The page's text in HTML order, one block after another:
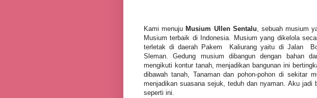
Kami menuju Musium Ullen Sentalu, sebuah musium
Musium terbaik di Indonesia. Musium yang dikelola
terletak di daerah Pakem
Kaliurang yaitu di Jalan
Sleman. Gedung musium dibangun dengan bahan
mengikuti kontur tanah, menjadikan bangunan ini
dibawah tanah, Tanaman dan pohon-pohon di sekitar
menjadikan suasana sejuk, teduh dan nyaman. Aku jadi
seperti ini.